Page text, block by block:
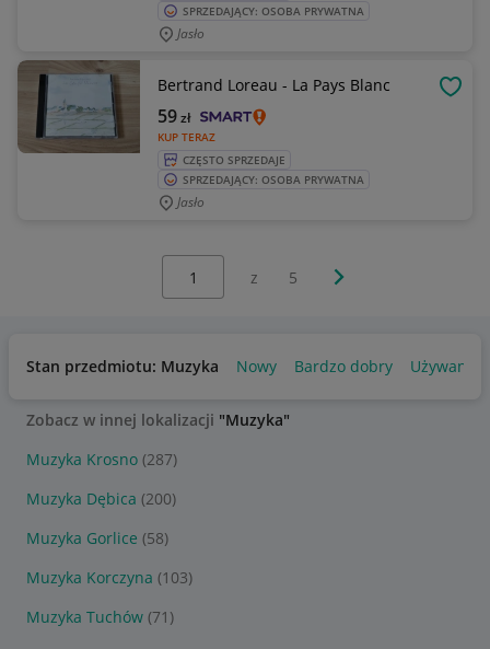
SPRZEDAJĄCY: OSOBA PRYWATNA
Jasło
Bertrand Loreau - La Pays Blanc
KUP TERAZ
59zł
CZĘSTO SPRZEDAJE
SPRZEDAJĄCY: OSOBA PRYWATNA
Jasło
z 5 Następna strona
Stan przedmiotu: Muzyka Nowy Bardzo dobry Używany
Zobacz w innej lokalizacji "Muzyka"
Muzyka Krosno (287)
Muzyka Dębica (200)
Muzyka Gorlice (58)
Muzyka Korczyna (103)
Muzyka Tuchów (71)